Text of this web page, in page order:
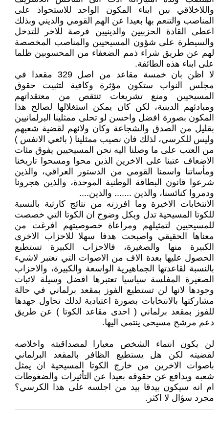
واللاخلاقي بين ابناء المكون الواحد للاستحواذ على
المناصب والتنعم بها بعيدا عن الهم القومي والديني وبذلك
اعطى القادة الحزبيين والدينيين فرصة للاخر للتدخل
والسيطرة على شؤون المسيحيين والمناصب المخصصة
لهم عن طريق شراء ذمم الضعفاء من المحسوبين ظلما
على ابناء هذه الطائفة.
لا اظن بان خمسة مقاعد من اصل 329 مقعدا في
مجلس النواب ستكون مؤثرة وكافية لتثبيت حقوق
المسيحيين ومنع تشريعات تنتقص من معتقداتهم
ومبادئهم الدينية، لكن كان يمكن استغلالها لصالح هذا
المكون بصورة افضل واحسن لو تحلى ممثلينا البرلمانيين
بقليل من الصدق والشجاعة وكان ولائهم لقضية شعبهم
وليس للكرسي، لذلك فان نصيب ممثلينا ( بائعي الانفس )
من العتب على ما وصلنا اليه نحن المسيحيين يفوق مئات
الاضعاف عتبنا على الاخرين الذين محوا ومسحوا تاريخنا
ومأساتنا واسمنا القومي من الدستور العراقي، والذين
شرعوا قانون البطاقة الوطنية الموحدة، والذين هجرونا
ودمروا كنائسنا، والذين ....... والذين....
الانتخابات الاخيرة وما افرزته من نتائج كارثية بالنسبة
للكوتا المسيحية تدل وبكل وضوح ان الكوتا التي خصصت
للمسيحيين لتمثيلهم ومراعاة خصوصيتهم افرغت من
معناها الحقيقي واصبحت هدفا سهلا للاحزاب الاخرى
الكبيرة منها والصغيرة، فالاحزاب الكبيرة تستطيع
الحصول عليها بعدة الاف من الاصوات التي تعتبر لاشيء
بالنسبة لقاعدتها الجماهيرية الواسعة والكبيرة، والاحزاب
الصغيرة المفلسة سياسيا تعتبرها افضل وسيلة لاثبات
وجودها لانها لن تستطيع الفوز بمقعد برلماني في حالة
مشاركتها بالانتخابات بصورة اعتيادية لذلك تحاول جهدها
للفوز بمقعد برلماني ( احدى مقاعد الكوتا ) عن طريق
دعم مرشح مسيحي ينتمي اليها.
لن يكون انتماء الشخص معيارا لمصداقيته واخلاصه
لقضيته لكن هل يستطيع الظافر بالمقعد البرلماني
باصوات الاخرين من خارج الكوتا المسيحية ان يمثل
شعبه ويدافع عن حقوقه بعيدا عن التأثيرات والضغوطات
ام انه سيكون بيدقا بيد من اجلسه على هذا الكرسي؟
مجرد سؤال لا اكثر.